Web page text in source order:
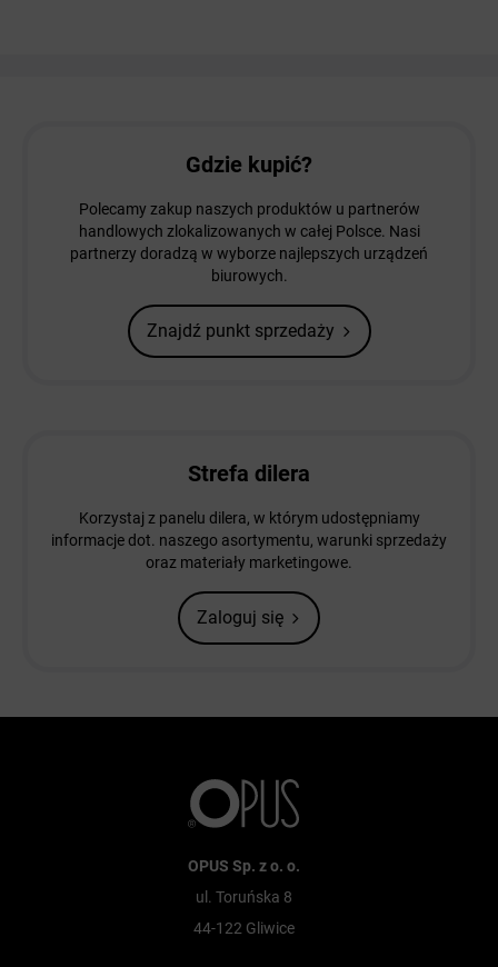
Gdzie kupić?
Polecamy zakup naszych produktów u partnerów
handlowych zlokalizowanych w całej Polsce. Nasi
partnerzy doradzą w wyborze najlepszych urządzeń
biurowych.
Znajdź punkt sprzedaży
Strefa dilera
Korzystaj z panelu dilera, w którym udostępniamy
informacje dot. naszego asortymentu, warunki sprzedaży
oraz materiały marketingowe.
Zaloguj się
OPUS Sp. z o. o.
ul. Toruńska 8
44-122 Gliwice